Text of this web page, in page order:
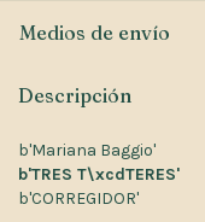
Medios de envío
Descripción
b'Mariana Baggio'
b'TRES T\xcdTERES'
b'CORREGIDOR'